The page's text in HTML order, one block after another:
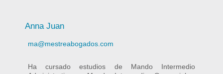
Anna Juan
ma@mestreabogados.com
Ha cursado estudios de Mando Intermedio